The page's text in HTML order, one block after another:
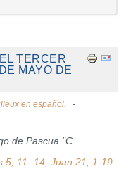
TERCER
MAYO DE
en español.
de Pascua "C
5, 11-.14; Juan 21, 1-19